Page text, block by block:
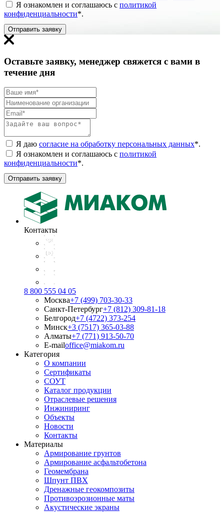
Я ознакомлен и соглашаюсь с политикой
конфиденциальности*.
Отправить заявку
Оставьте заявку, менеджер свяжется с вами в
течение дня
Я даю согласие на обработку персональных данных*.
Я ознакомлен и соглашаюсь с политикой
конфиденциальности*.
Отправить заявку
Контакты
8 800 555 04 05
Москва+7 (499) 703-30-33
Санкт-Петербург+7 (812) 309-81-18
Белгород+7 (4722) 373-254
Минск+3 (7517) 365-03-88
Алматы+7 (771) 913-50-70
E-mailoffice@miakom.ru
Категория
О компании
Сертификаты
СОУТ
Каталог продукции
Отраслевые решения
Инжиниринг
Объекты
Новости
Контакты
Материалы
Армирование грунтов
Армирование асфальтобетона
Геомембрана
Шпунт ПВХ
Дренажные геокомпозиты
Противоэрозионные маты
Акустические экраны